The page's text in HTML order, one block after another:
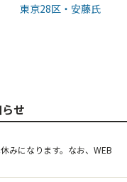
東京28区・安藤氏
せ
みになります。なお、WEB